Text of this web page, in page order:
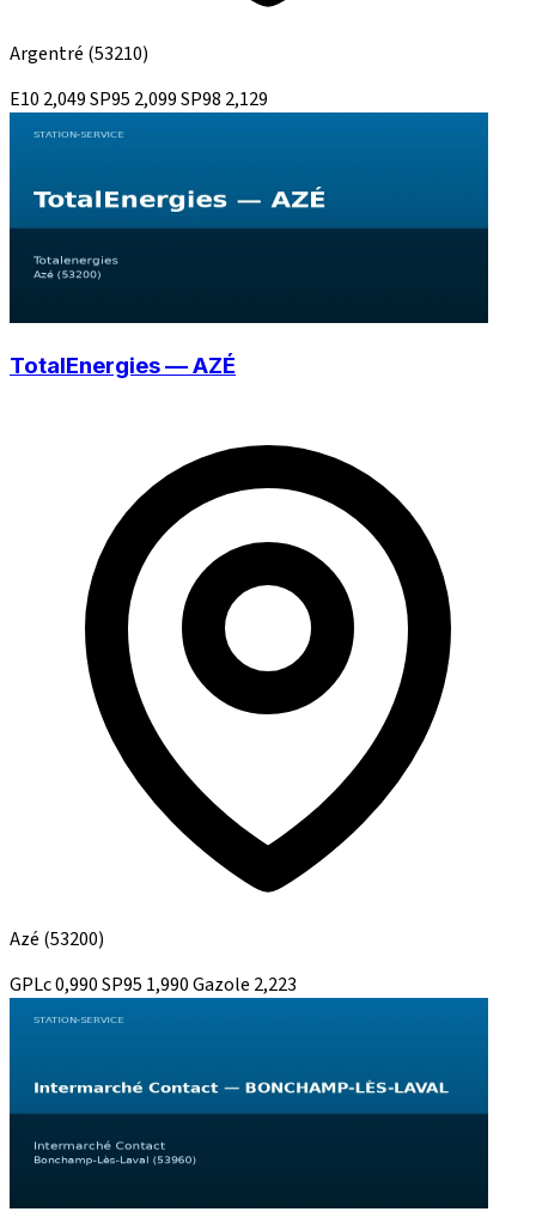
Argentré (53210)
E10 2,049SP95 2,099SP98 2,129
TotalEnergies — AZÉ
Azé (53200)
GPLc0,990SP95 1,990Gazole 2,223